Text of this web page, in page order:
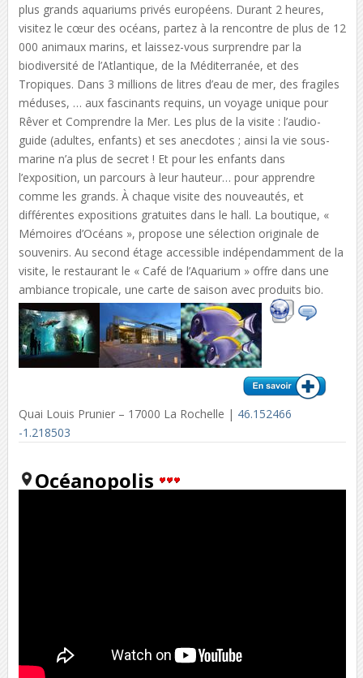
plus grands aquariums privés européens. Durant 2 heures,
visitez le cœur des océans, partez à la rencontre de plus de 12
000 animaux marins, et laissez-vous surprendre par la
biodiversité de l’Atlantique, de la Méditerranée, et des
Tropiques. Dans 3 millions de litres d’eau de mer, des fragiles
méduses, … aux fascinants requins, un voyage unique pour
Rêver et Comprendre la Mer. Les plus de la visite : l’audio-
guide (adultes, enfants) et ses anecdotes ; ainsi la vie sous-
marine n’a plus de secret ! Et pour les enfants dans
l’exposition, un parcours à leur hauteur… pour apprendre
comme les grands. À chaque visite des nouveautés, et
différentes expositions gratuites dans le hall. La boutique, «
Mémoires d’Océans », propose une sélection originale de
souvenirs. Au second étage accessible indépendamment de la
visite, le restaurant le « Café de l’Aquarium » offre dans une
ambiance tropicale, une carte de saison avec produits bio.
Quai Louis Prunier – 17000 La Rochelle | 46.152466
-1.218503
Océanopolis